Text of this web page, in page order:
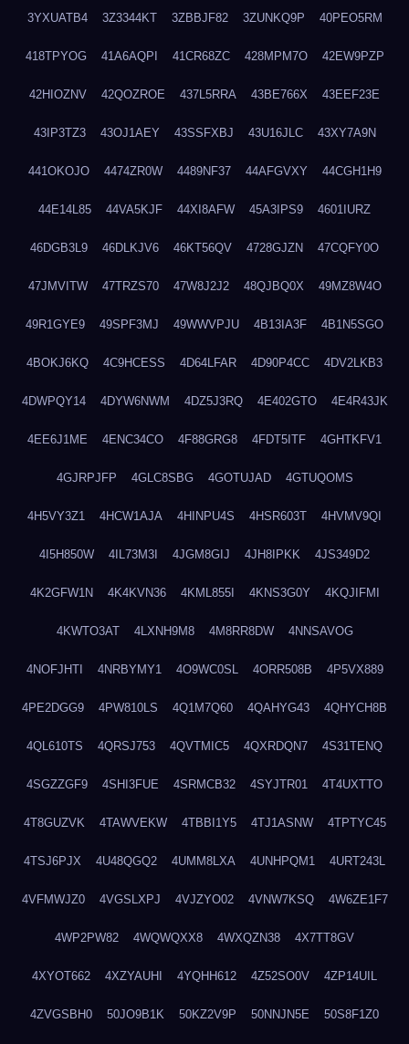
3YXUATB4 3Z3344KT 3ZBBJF82 3ZUNKQ9P 40PEO5RM
418TPYOG 41A6AQPI 41CR68ZC 428MPM7O 42EW9PZP
42HIOZNV 42QOZROE 437L5RRA 43BE766X 43EEF23E
43IP3TZ3 43OJ1AEY 43SSFXBJ 43U16JLC 43XY7A9N
441OKOJO 4474ZR0W 4489NF37 44AFGVXY 44CGH1H9
44E14L85 44VA5KJF 44XI8AFW 45A3IPS9 4601IURZ
46DGB3L9 46DLKJV6 46KT56QV 4728GJZN 47CQFY0O
47JMVITW 47TRZS70 47W8J2J2 48QJBQ0X 49MZ8W4O
49R1GYE9 49SPF3MJ 49WWVPJU 4B13IA3F 4B1N5SGO
4BOKJ6KQ 4C9HCESS 4D64LFAR 4D90P4CC 4DV2LKB3
4DWPQY14 4DYW6NWM 4DZ5J3RQ 4E402GTO 4E4R43JK
4EE6J1ME 4ENC34CO 4F88GRG8 4FDT5ITF 4GHTKFV1
4GJRPJFP 4GLC8SBG 4GOTUJAD 4GTUQOMS
4H5VY3Z1 4HCW1AJA 4HINPU4S 4HSR603T 4HVMV9QI
4I5H850W 4IL73M3I 4JGM8GIJ 4JH8IPKK 4JS349D2
4K2GFW1N 4K4KVN36 4KML855I 4KNS3G0Y 4KQJIFMI
4KWTO3AT 4LXNH9M8 4M8RR8DW 4NNSAVOG
4NOFJHTI 4NRBYMY1 4O9WC0SL 4ORR508B 4P5VX889
4PE2DGG9 4PW810LS 4Q1M7Q60 4QAHYG43 4QHYCH8B
4QL610TS 4QRSJ753 4QVTMIC5 4QXRDQN7 4S31TENQ
4SGZZGF9 4SHI3FUE 4SRMCB32 4SYJTR01 4T4UXTTO
4T8GUZVK 4TAWVEKW 4TBBI1Y5 4TJ1ASNW 4TPTYC45
4TSJ6PJX 4U48QGQ2 4UMM8LXA 4UNHPQM1 4URT243L
4VFMWJZ0 4VGSLXPJ 4VJZYO02 4VNW7KSQ 4W6ZE1F7
4WP2PW82 4WQWQXX8 4WXQZN38 4X7TT8GV
4XYOT662 4XZYAUHI 4YQHH612 4Z52SO0V 4ZP14UIL
4ZVGSBH0 50JO9B1K 50KZ2V9P 50NNJN5E 50S8F1Z0